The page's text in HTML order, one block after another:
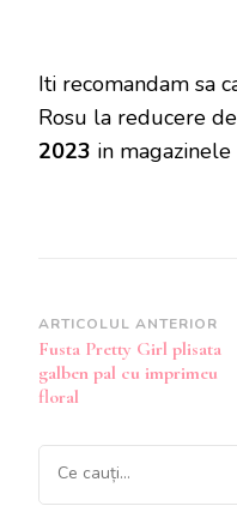
Iti recomandam sa
Rosu la reducere
2023 in
Navigare
în
articole
ARTICOLUL ANTERIOR
Fusta Pretty Girl plisata
galben pal cu imprimeu
floral
Cauți
ceva?